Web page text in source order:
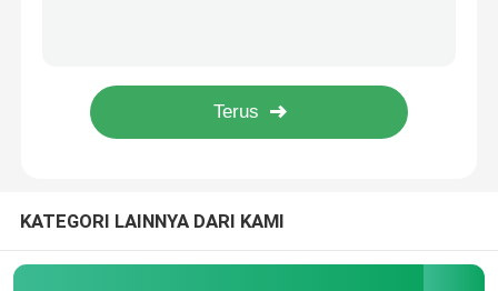
Kabel Ekstensi Spo2
Elektroda EKG
KATEGORI LAINNYA DARI KAMI